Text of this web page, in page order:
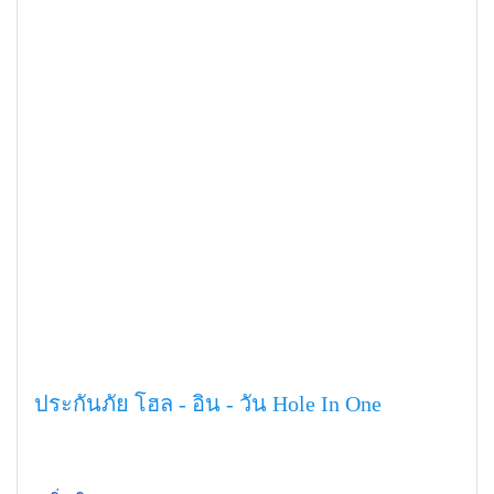
ประกันภัย โฮล - อิน - วัน Hole In One